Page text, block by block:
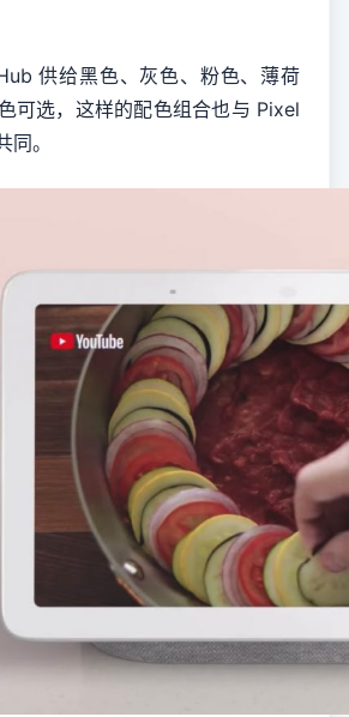
供给黑色、灰色、粉色、薄荷
可选，这样的配色组合也与 Pixel
。